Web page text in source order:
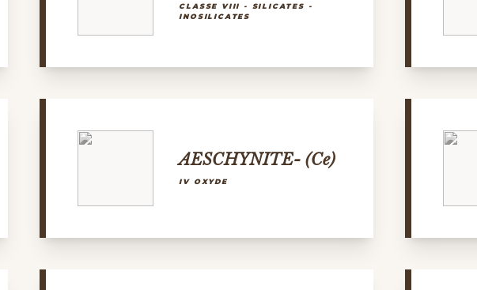
CLASSE VIII - SILICATES -
INOSILICATES
AESCHYNITE- (Ce)
IV OXYDE